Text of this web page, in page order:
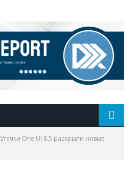
Утечки One UI 8.5 раскрыли новые